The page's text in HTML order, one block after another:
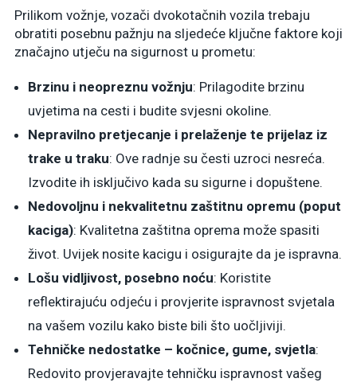
Prilikom vožnje, vozači dvokotačnih vozila trebaju
obratiti posebnu pažnju na sljedeće ključne faktore koji
značajno utječu na sigurnost u prometu:
Brzinu i neopreznu vožnju: Prilagodite brzinu
uvjetima na cesti i budite svjesni okoline.
Nepravilno pretjecanje i prelaženje te prijelaz iz
trake u traku: Ove radnje su česti uzroci nesreća.
Izvodite ih isključivo kada su sigurne i dopuštene.
Nedovoljnu i nekvalitetnu zaštitnu opremu (poput
kaciga): Kvalitetna zaštitna oprema može spasiti
život. Uvijek nosite kacigu i osigurajte da je ispravna.
Lošu vidljivost, posebno noću: Koristite
reflektirajuću odjeću i provjerite ispravnost svjetala
na vašem vozilu kako biste bili što uočljiviji.
Tehničke nedostatke – kočnice, gume, svjetla:
Redovito provjeravajte tehničku ispravnost vašeg